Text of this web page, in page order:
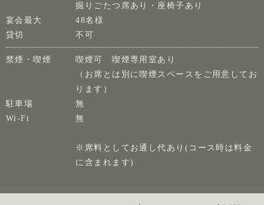
掘りごたつ席あり・座椅子あり
宴会最大
48名様
貸切
不可
禁煙・喫煙
喫煙可 喫煙専用室あり
（お席とは別に喫煙スペースをご用意してお
ります）
駐車場
無
Wi-Fi
無
※席料としてお通し代あり(コース時は料金
に含まれます)